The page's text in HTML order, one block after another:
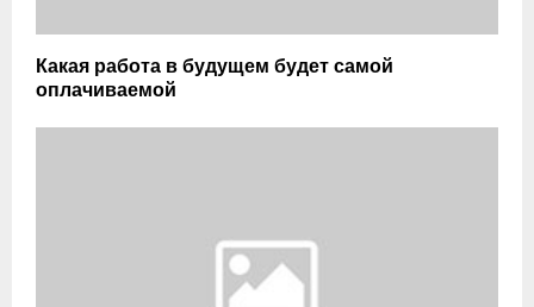
Какая работа в будущем будет самой
оплачиваемой